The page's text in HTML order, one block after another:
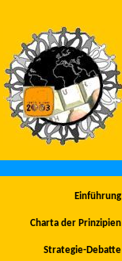
Einführung
Charta der Prinzipien
Strategie-Debatte